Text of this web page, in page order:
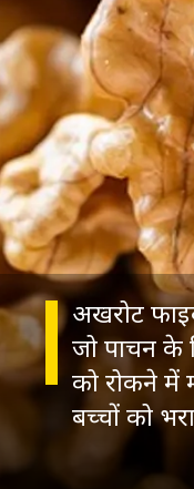
अखरोट
जो पाचन के
को रोकने में